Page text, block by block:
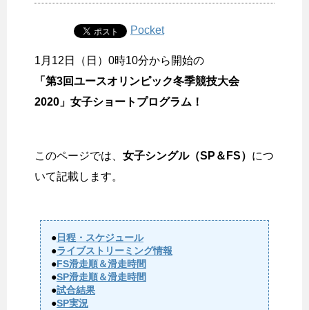
Pocket
1月12日（日）0時10分から開始の
「第3回ユースオリンピック冬季競技大会
2020」女子ショートプログラム！
このページでは、 女子シングル（SP＆FS） につ
いて記載します。
●日程・スケジュール
●ライブストリーミング情報
●FS滑走順＆滑走時間
●SP滑走順＆滑走時間
●試合結果
●SP実況